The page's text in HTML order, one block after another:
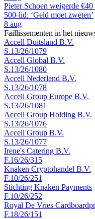
Pieter Schoen weigerde
500-lid: ‘Geld moet zweten’
8 aug
Faillissementen in het
Accell Duitsland B.V.
S.13/26/1079
Accell Global B.V.
S.13/26/1080
Accell Nederland B.V.
S.13/26/1078
Accell Group Europe B.V.
S.13/26/1081
Accell Group Holding B.V.
S.13/26/1076
Accell Group B.V.
S.13/26/1077
Irene's Catering B.V.
F.16/26/315
Knaken Cryptohandel B.V.
F.10/26/251
Stichting Knaken Payments
F.10/26/252
Royal De Vries
F.18/26/151